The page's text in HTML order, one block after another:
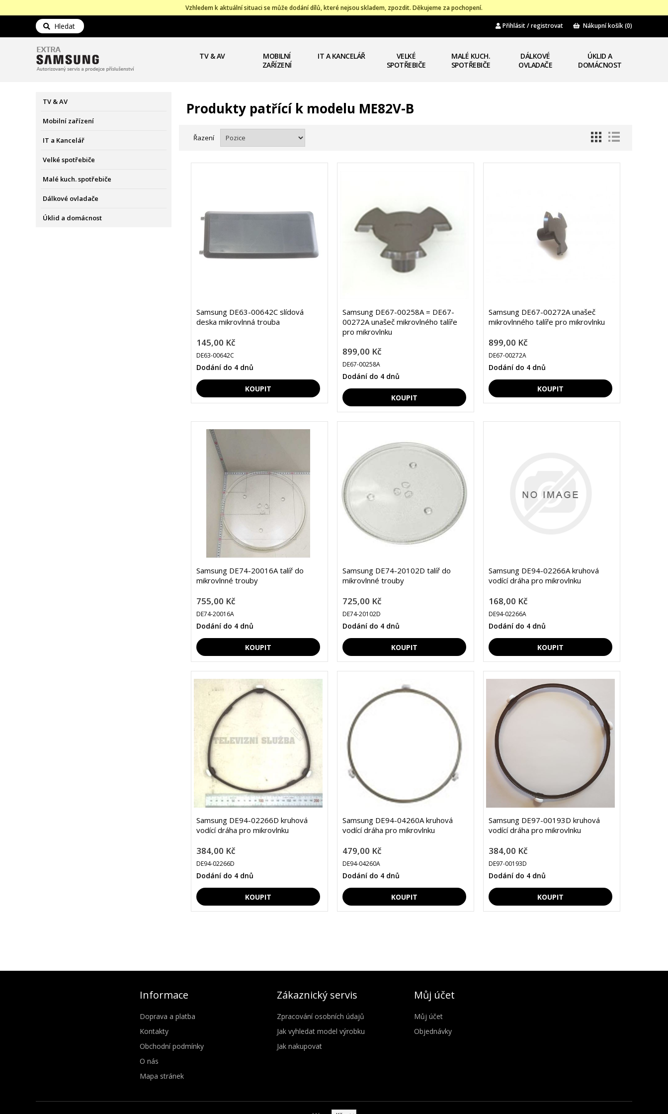
Vzhledem k aktuální situaci se může dodání dílů, které nejsou skladem, zpozdit. Děkujeme za pochopení.
Hledat Přihlásit / registrovat Nákupní košík(0)
TV & AV
MOBILNÍ
ZAŘÍZENÍ
IT A KANCELÁŘ
VELKÉ
SPOTŘEBIČE
MALÉ KUCH.
SPOTŘEBIČE
DÁLKOVÉ
OVLADAČE
ÚKLID A
DOMÁCNOST
TV & AV
Mobilní zařízení
IT a Kancelář
Velké spotřebiče
Malé kuch. spotřebiče
Dálkové ovladače
Úklid a domácnost
Produkty patřící k modelu ME82V-B
Řazení
Samsung DE63-00642C slídová
deska mikrovlnná trouba
145,00 Kč
DE63-00642C
Dodání do 4 dnů
Samsung DE67-00258A = DE67-
00272A unašeč mikrovlného talíře
pro mikrovlnku
899,00 Kč
DE67-00258A
Dodání do 4 dnů
Samsung DE67-00272A unašeč
mikrovlnného talíře pro mikrovlnku
899,00 Kč
DE67-00272A
Dodání do 4 dnů
Samsung DE74-20016A talíř do
mikrovlnné trouby
755,00 Kč
DE74-20016A
Dodání do 4 dnů
Samsung DE74-20102D talíř do
mikrovlnné trouby
725,00 Kč
DE74-20102D
Dodání do 4 dnů
Samsung DE94-02266A kruhová
vodící dráha pro mikrovlnku
168,00 Kč
DE94-02266A
Dodání do 4 dnů
Samsung DE94-02266D kruhová
vodící dráha pro mikrovlnku
384,00 Kč
DE94-02266D
Dodání do 4 dnů
Samsung DE94-04260A kruhová
vodící dráha pro mikrovlnku
479,00 Kč
DE94-04260A
Dodání do 4 dnů
Samsung DE97-00193D kruhová
vodící dráha pro mikrovlnku
384,00 Kč
DE97-00193D
Dodání do 4 dnů
Informace
Doprava a platba
Kontakty
Obchodní podmínky
O nás
Mapa stránek
Zákaznický servis
Zpracování osobních údajů
Jak vyhledat model výrobku
Jak nakupovat
Můj účet
Můj účet
Objednávky